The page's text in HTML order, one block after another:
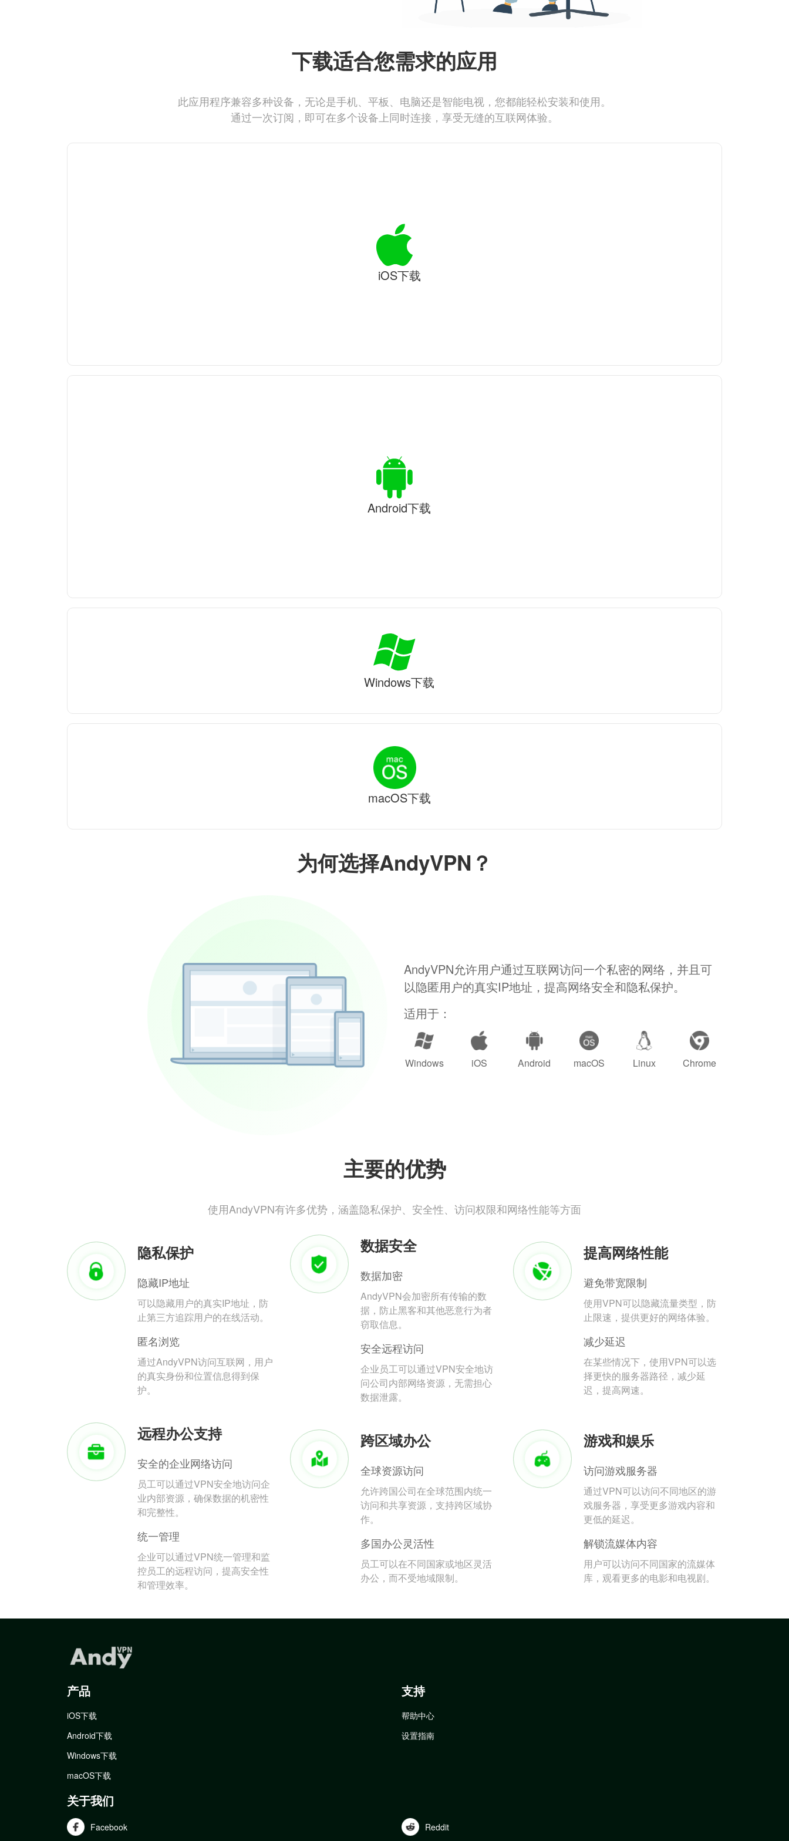
为何选择AndyVPN？
AndyVPN允许用户通过互联网访问一个私密的网络，并且可
以隐匿用户的真实IP地址，提高网络安全和隐私保护。
适用于：
Windows iOS Android macOS Linux Chrome
主要的优势
使用AndyVPN有许多优势，涵盖隐私保护、安全性、访问权限和网络性能等方面
隐私保护
隐藏IP地址
可以隐藏用户的真实IP地址，防
止第三方追踪用户的在线活动。
匿名浏览
通过AndyVPN访问互联网，用户
的真实身份和位置信息得到保
护。
数据安全
数据加密
AndyVPN会加密所有传输的数
据，防止黑客和其他恶意行为者
窃取信息。
安全远程访问
企业员工可以通过VPN安全地访
问公司内部网络资源，无需担心
数据泄露。
提高网络性能
避免带宽限制
使用VPN可以隐藏流量类型，防
止限速，提供更好的网络体验。
减少延迟
在某些情况下，使用VPN可以选
择更快的服务器路径，减少延
迟，提高网速。
远程办公支持
安全的企业网络访问
员工可以通过VPN安全地访问企
业内部资源，确保数据的机密性
和完整性。
统一管理
企业可以通过VPN统一管理和监
控员工的远程访问，提高安全性
和管理效率。
跨区域办公
全球资源访问
允许跨国公司在全球范围内统一
访问和共享资源，支持跨区域协
作。
多国办公灵活性
员工可以在不同国家或地区灵活
办公，而不受地域限制。
游戏和娱乐
访问游戏服务器
通过VPN可以访问不同地区的游
戏服务器，享受更多游戏内容和
更低的延迟。
解锁流媒体内容
用户可以访问不同国家的流媒体
库，观看更多的电影和电视剧。
下载适合您需求的应用
此应用程序兼容多种设备，无论是手机、平板、电脑还是智能电视，您都能轻松安装和使用。
通过一次订阅，即可在多个设备上同时连接，享受无缝的互联网体验。
iOS下载
Android下载
Windows下载
macOS下载
产品
iOS下载
Android下载
Windows下载
macOS下载
支持
帮助中心
设置指南
关于我们
Facebook Reddit